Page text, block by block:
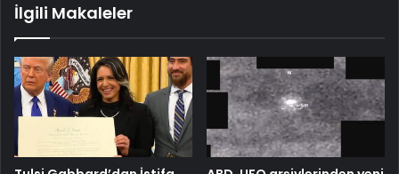
İlgili Makaleler